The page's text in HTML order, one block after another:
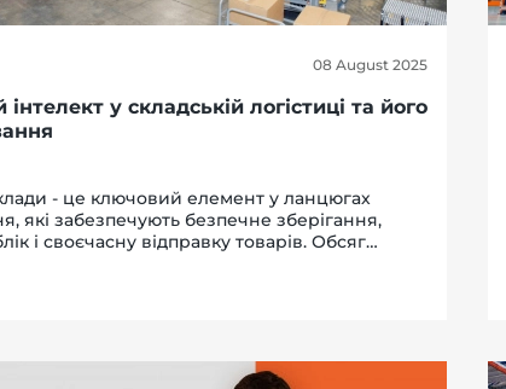
08 August 2025
у складській логістиці та його
- це ключовий елемент у ланцюгах
які забезпечують безпечне зберігання,
і своєчасну відправку товарів. Обсяг